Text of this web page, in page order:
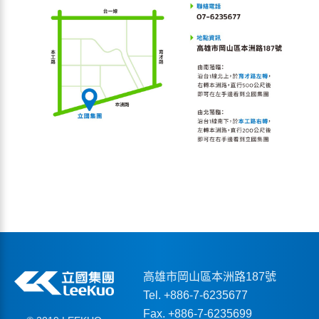
高雄市岡山區本洲路187號
Tel. +886-7-6235677
Fax. +886-7-6235699